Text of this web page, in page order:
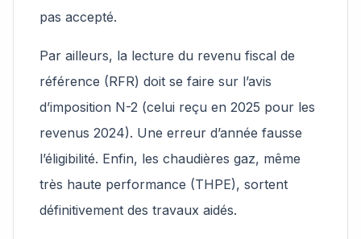
pas accepté.
Par ailleurs, la lecture du revenu fiscal de
référence (RFR) doit se faire sur l’avis
d’imposition N-2 (celui reçu en 2025 pour les
revenus 2024). Une erreur d’année fausse
l’éligibilité. Enfin, les chaudières gaz, même
très haute performance (THPE), sortent
définitivement des travaux aidés.